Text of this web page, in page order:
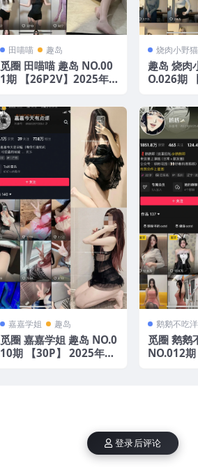
田喵喵 趣岛
觅圈 田喵喵 趣岛 NO.00
1期 【26P2V】2025年
烧肉小野猫
趣岛 烧肉
O.026期
嘉嘉学姐 趣岛
觅圈 嘉嘉学姐 趣岛 NO.0
10期 【30P】 2025年最
鹅鹅不吃
觅圈 鹅鹅
NO.012期
登录后评论